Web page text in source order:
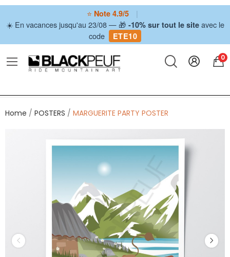
⭐ Note 4.9/5
|
☀️ En vacances jusqu'au 23/08 — 🎁 -10% sur tout le siteavec le
code
ETE10
0
Home POSTERS MARGUERITE PARTY POSTER